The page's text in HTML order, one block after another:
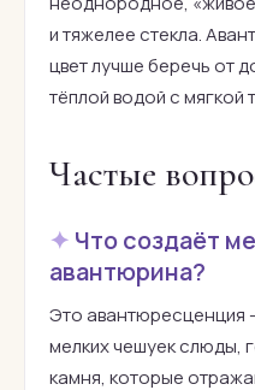
и тяжелее стекла.
цвет лучше беречь от
тёплой водой с мягкой
Частые
Что создаёт
авантюрина?
Это авантюресценция
мелких чешуек слюды,
камня, которые